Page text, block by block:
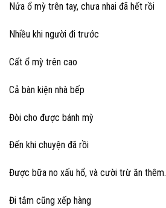
Nửa ổ mỳ trên tay, chưa nhai đã hết rồi
Nhiều khi người đi trước
Cất ổ mỳ trên cao
Cả bàn kiện nhà bếp
Đòi cho được bánh mỳ
Đến khi chuyện đã rồi
Được bữa no xấu hổ, và cười trừ ăn thêm.
Đi tắm cũng xếp hàng